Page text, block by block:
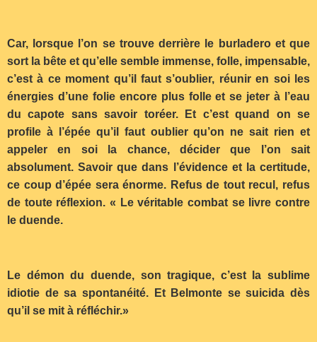
Car, lorsque l’on se trouve derrière le burladero et que
sort la bête et qu’elle semble immense, folle, impensable,
c’est à ce moment qu’il faut s’oublier, réunir en soi les
énergies d’une folie encore plus folle et se jeter à l’eau
du capote sans savoir toréer. Et c’est quand on se
profile à l’épée qu’il faut oublier qu’on ne sait rien et
appeler en soi la chance, décider que l’on sait
absolument. Savoir que dans l’évidence et la certitude,
ce coup d’épée sera énorme. Refus de tout recul, refus
de toute réflexion. « Le véritable combat se livre contre
le duende.
Le démon du duende, son tragique, c’est la sublime
idiotie de sa spontanéité. Et Belmonte se suicida dès
qu’il se mit à réfléchir.»